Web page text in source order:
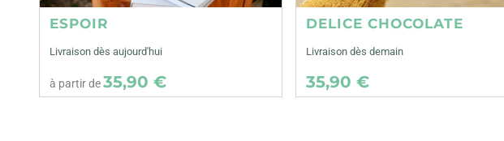
ESPOIR
Livraison dès aujourd'hui
à partir de35,90 €
DELICE CHOCOLATE
Livraison dès demain
35,90 €